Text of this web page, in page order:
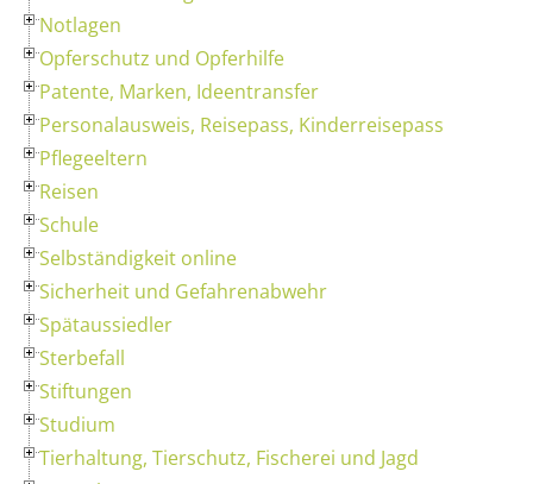
Notlagen
Opferschutz und Opferhilfe
Patente, Marken, Ideentransfer
Personalausweis, Reisepass, Kinderreisepass
Pflegeeltern
Reisen
Schule
Selbständigkeit online
Sicherheit und Gefahrenabwehr
Spätaussiedler
Sterbefall
Stiftungen
Studium
Tierhaltung, Tierschutz, Fischerei und Jagd